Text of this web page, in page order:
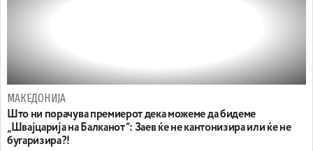
МАКЕДОНИЈА
Што ни порачува премиерот дека можеме да бидеме
„Швајцарија на Балканот“: Заев ќе не кантонизира или ќе не
бугаризира?!